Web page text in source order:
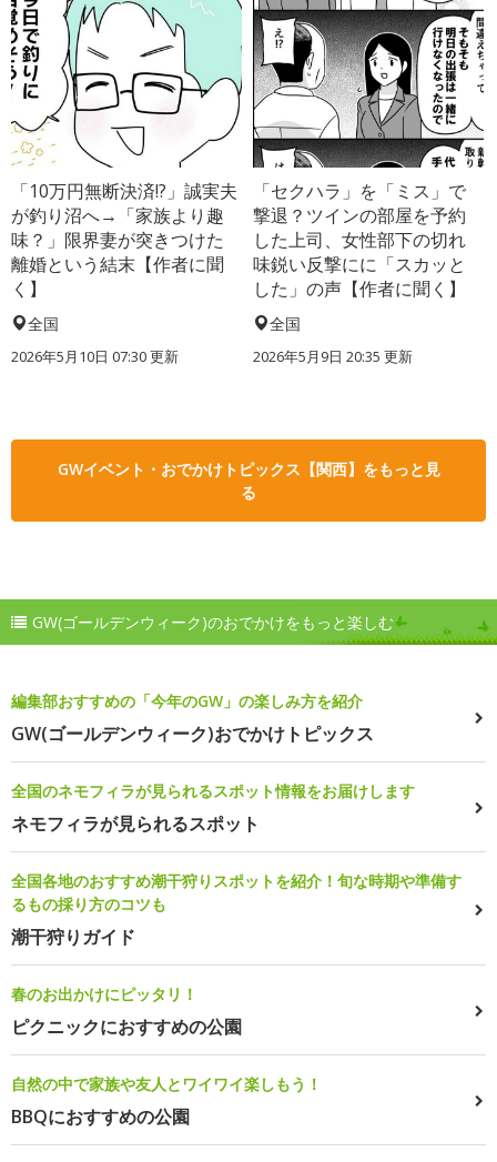
「10万円無断決済!?」誠実夫
が釣り沼へ→「家族より趣
味？」限界妻が突きつけた
離婚という結末【作者に聞
く】
全国
2026年5月10日 07:30 更新
「セクハラ」を「ミス」で
撃退？ツインの部屋を予約
した上司、女性部下の切れ
味鋭い反撃にに「スカッと
した」の声【作者に聞く】
全国
2026年5月9日 20:35 更新
GWイベント・おでかけトピックス【関西】をもっと見
る
GW(ゴールデンウィーク)のおでかけをもっと楽しむ
編集部おすすめの「今年のGW」の楽しみ方を紹介
GW(ゴールデンウィーク)おでかけトピックス
全国のネモフィラが見られるスポット情報をお届けします
ネモフィラが見られるスポット
全国各地のおすすめ潮干狩りスポットを紹介！旬な時期や準備す
るもの採り方のコツも
潮干狩りガイド
春のお出かけにピッタリ！
ピクニックにおすすめの公園
自然の中で家族や友人とワイワイ楽しもう！
BBQにおすすめの公園